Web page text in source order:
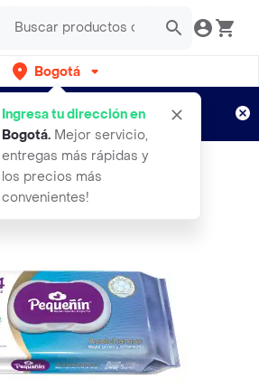
Bogotá
Ingresa tu dirección en
Bogotá. Mejor servicio,
entregas más rápidas y
los precios más
convenientes!
gratis por semanas
Aplican TyC